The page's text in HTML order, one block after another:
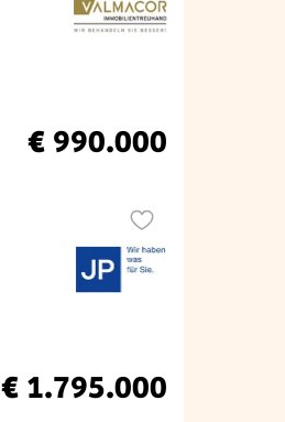
€ 990.000
€ 1.795.000